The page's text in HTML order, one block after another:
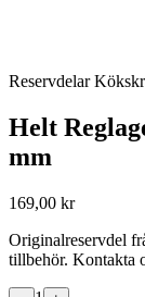
Reservdelar
Helt
mm
169,00 kr
Originalreservdel
tillbehör. Kontakta